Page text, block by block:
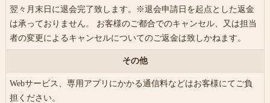
翌々月末日に退会完了致します。※退会申請日を起点とした返金
は承っておりません。 お客様のご都合でのキャンセル、又は担当
者の変更によるキャンセルについてのご返金は致しかねます。
その他
Webサービス、専用アプリにかかる通信料などはお客様にてご負
担ください。